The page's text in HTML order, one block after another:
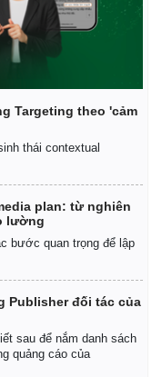
sự - Quốc phòng
tích
Targeting theo 'cảm
thái contextual
plan: từ nghiên
lường
bước quan trọng để lập
Publisher đối tác của
sau để nắm danh sách
quảng cáo của